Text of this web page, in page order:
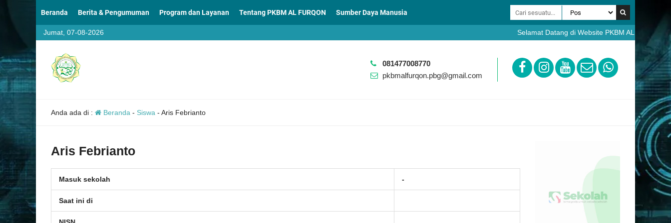
Beranda Berita & Pengumuman Program dan Layanan Tentang PKBM AL FURQON Sumber Daya Manusia
Jumat, 07-08-2026
Selamat Datang di Website PKBM AL FURQON
https://ppdb.pkbmalfurqon.sch.id
081477008770
pkbmalfurqon.pbg@gmail.com
Anda ada di : Beranda - Siswa - Aris Febrianto
Aris Febrianto
Masuk sekolah -
Saat ini di